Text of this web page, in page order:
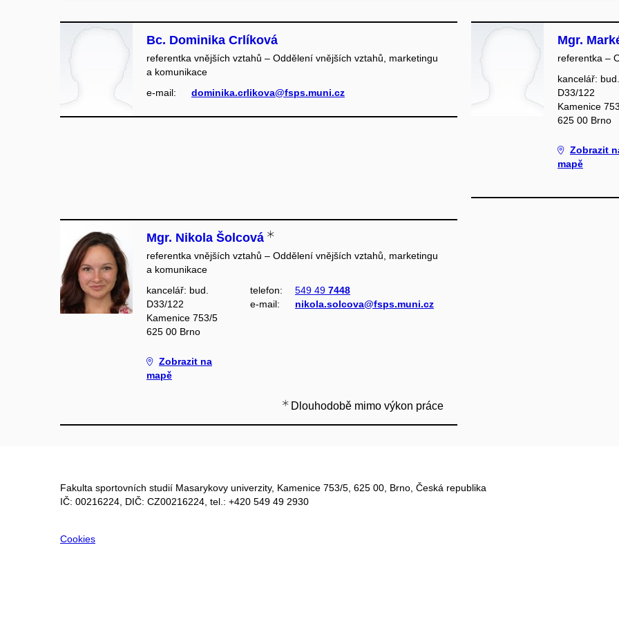
Bc. Dominika Crlíková
referentka vnějších vztahů – Oddělení vnějších vztahů, marketingu
a komunikace
e‑mail:
dominika.crlikova@fsps.muni.cz
Mgr.
referentka –
kancelář: bud.
D33/122
Kamenice
625 00 Brno
Zobrazit
mapě
Mgr. Nikola Šolcová
referentka vnějších vztahů – Oddělení vnějších vztahů, marketingu
a komunikace
kancelář: bud.
D33/122
Kamenice 753/5
625 00 Brno
Zobrazit na
mapě
telefon: 549 49 7448
e‑mail:
nikola.solcova@fsps.muni.cz
Dlouhodobě mimo výkon práce
Fakulta sportovních studií Masarykovy univerzity, Kamenice 753/5​, 625 00, Brno, Česká republika
IČ: 00216224, DIČ: CZ00216224, tel.: +420 549 49 2930
Cookies